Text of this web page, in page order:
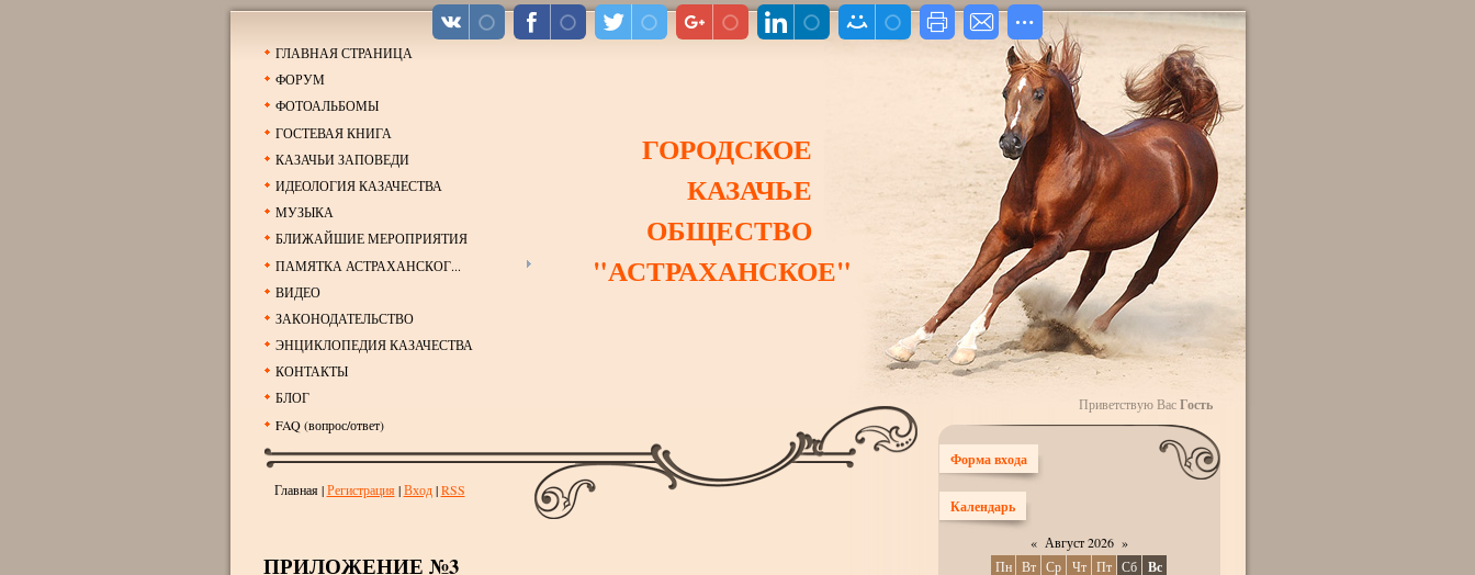
ГЛАВНАЯ СТРАНИЦА
ФОРУМ
ФОТОАЛЬБОМЫ
ГОСТЕВАЯ КНИГА
КАЗАЧЬИ ЗАПОВЕДИ
ИДЕОЛОГИЯ КАЗАЧЕСТВА
МУЗЫКА
БЛИЖАЙШИЕ МЕРОПРИЯТИЯ
ПАМЯТКА АСТРАХАНСКОГ...
ВИДЕО
ЗАКОНОДАТЕЛЬСТВО
ЭНЦИКЛОПЕДИЯ КАЗАЧЕСТВА
КОНТАКТЫ
БЛОГ
FAQ (вопрос/ответ)
ГОРОДСКОЕ
КАЗАЧЬЕ
ОБЩЕСТВО
"АСТРАХАНСКОЕ"
Главная|Регистрация |Вход|RSS
ПРИЛОЖЕНИЕ №3
Приветствую Вас Гость
Форма входа
Календарь
« Август 2026 »
Пн Вт Ср Чт Пт Сб Вс